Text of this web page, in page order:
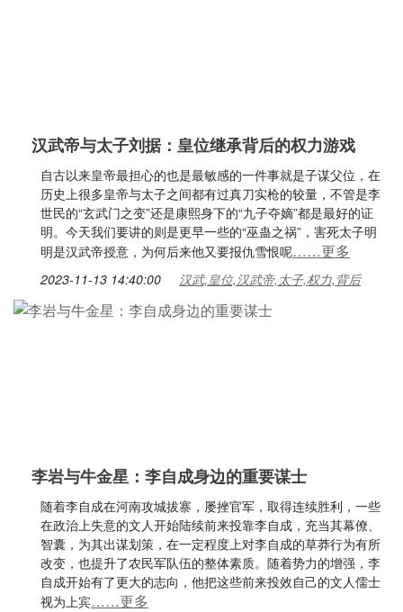
汉武帝与太子刘据：皇位继承背后的权力游戏
自古以来皇帝最担心的也是最敏感的一件事就是子谋父位，在
历史上很多皇帝与太子之间都有过真刀实枪的较量，不管是李
世民的“玄武门之变”还是康熙身下的“九子夺嫡”都是最好的证
明。今天我们要讲的则是更早一些的“巫蛊之祸”，害死太子明
明是汉武帝授意，为何后来他又要报仇雪恨呢……更多
2023-11-13 14:40:00 汉武,皇位,汉武帝,太子,权力,背后
李岩与牛金星：李自成身边的重要谋士
随着李自成在河南攻城拔寨，屡挫官军，取得连续胜利，一些
在政治上失意的文人开始陆续前来投靠李自成，充当其幕僚、
智囊，为其出谋划策，在一定程度上对李自成的草莽行为有所
改变，也提升了农民军队伍的整体素质。随着势力的增强，李
自成开始有了更大的志向，他把这些前来投效自己的文人儒士
视为上宾……更多